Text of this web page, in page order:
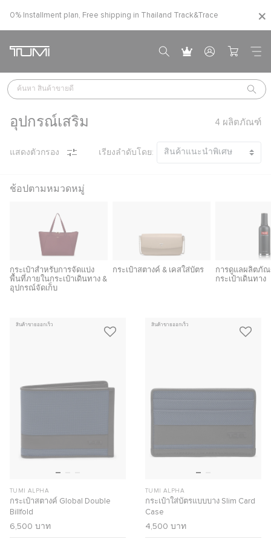
0% Installment plan, Free shipping in Thailand Track&Trace
ค้นหา สินค้าขายดี
อุปกรณ์เสริม 4 ผลิตภัณฑ์
แสดงตัวกรอง เรียงลำดับโดย:
ช้อปตามหมวดหมู่
กระเป๋าสำหรับการจัดแบ่ง
พื้นที่ภายในกระเป๋าเดินทาง &
อุปกรณ์จัดเก็บ
กระเป๋าสตางค์ & เคสใส่บัตร
การดูแลผลิตภัณ
กระเป๋าเดินทาง
สินค้าขายออกเร็ว
TUMI ALPHA
กระเป๋าสตางค์ Global Double
Billfold
6,500 บาท
สินค้าขายออกเร็ว
TUMI ALPHA
กระเป๋าใส่บัตรแบบบาง Slim Card
Case
4,500 บาท